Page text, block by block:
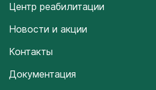
Центр реабилитации
Новости и акции
Контакты
Документация